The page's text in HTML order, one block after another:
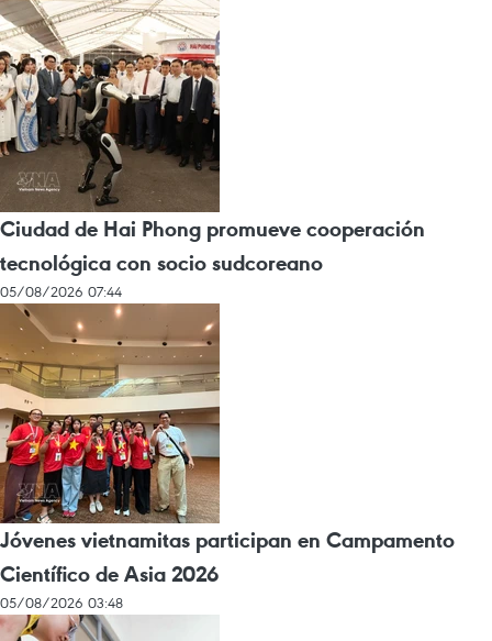
Ciudad de Hai Phong promueve cooperación
tecnológica con socio sudcoreano
05/08/2026 07:44
Jóvenes vietnamitas participan en Campamento
Científico de Asia 2026
05/08/2026 03:48